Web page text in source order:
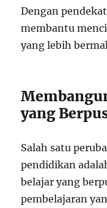
Dengan
membantu
yang lebih
yang
Salah satu
pendidikan
belajar yang
pembelajaran